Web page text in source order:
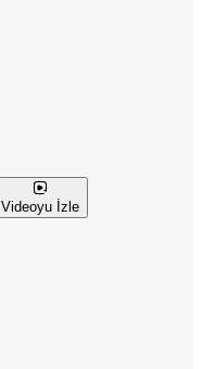
Videoyu İzle